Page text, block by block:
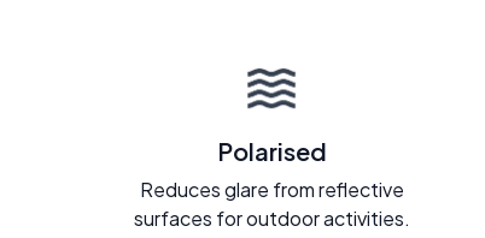
Polarised
Reduces glare from reflective
surfaces for outdoor activities.